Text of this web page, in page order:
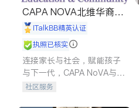
CAPA NOVA北维华裔家
长会iTalkBB精英认证
执照已核实
连接家长与社会，赋能孩子
与下一代，CAPA NoVA与您
携手建设包容、公平、充满
社区服务